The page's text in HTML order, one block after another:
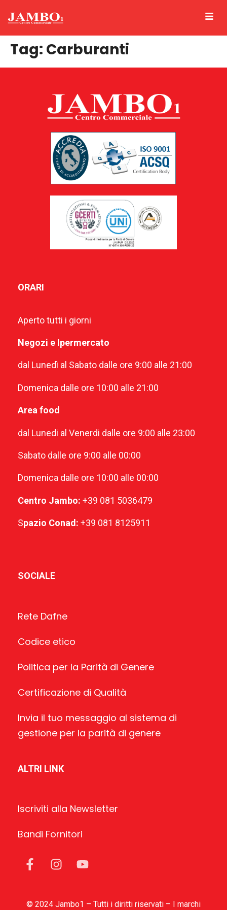
Tag: Carburanti
ORARI
Aperto tutti i giorni
Negozi e Ipermercato
dal Lunedì al Sabato dalle ore 9:00 alle 21:00
Domenica dalle ore 10:00 alle 21:00
Area food
dal Lunedi al Venerdi dalle ore 9:00 alle 23:00
Sabato dalle ore 9:00 alle 00:00
Domenica dalle ore 10:00 alle 00:00
Centro Jambo: +39 081 5036479
Spazio Conad: +39 081 8125911
SOCIALE
Rete Dafne
Codice etico
Politica per la Parità di Genere
Certificazione di Qualità
Invia il tuo messaggio al sistema di
gestione per la parità di genere
ALTRI LINK
Iscriviti alla Newsletter
Bandi Fornitori
© 2024 Jambo1 – Tutti i diritti riservati – I marchi